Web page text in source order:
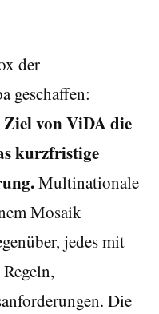
der
geschaffen:
von ViDA die
kurzfristige
Multinationale
Mosaik
jedes mit
Die